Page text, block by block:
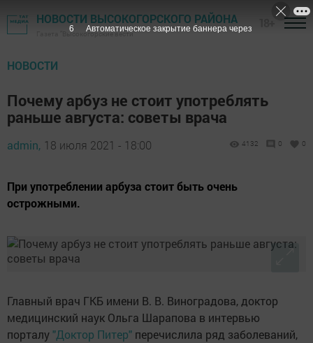
НОВОСТИ ВЫСОКОГОРСКОГО РАЙОНА
Газета "Высокогорские вести"
НОВОСТИ
Почему арбуз не стоит употреблять
раньше августа: советы врача
admin, 18 июля 2021 - 18:00 4132 0 0
При употреблении арбуза стоит быть очень
острожными.
Главный врач ГКБ имени В. В. Виноградова, доктор
медицинский наук Ольга Шарапова в интервью
порталу "Доктор Питер" перечислила ряд заболеваний,
4 Автоматическое закрытие баннера через